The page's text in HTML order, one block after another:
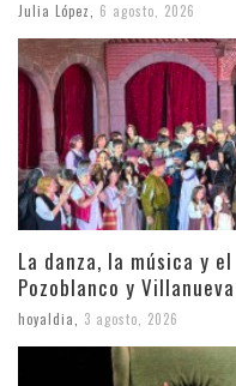
Julia López, 6 agosto, 2026
La danza, la música y
Pozoblanco y
hoyaldia 3 agosto, 2026